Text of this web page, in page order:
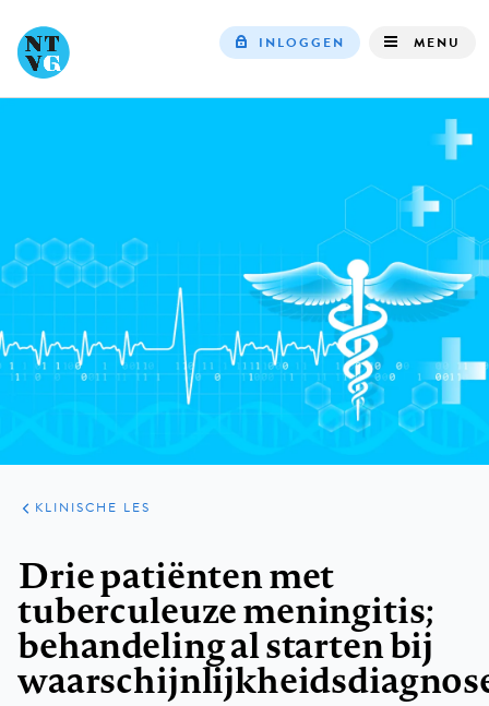
navigation
INLOGGEN MENU
ARTIKELEN
PRAKTIJK
KLINISCHE LES
Drie patiënten met
tuberculeuze meningitis;
behandeling al starten bij